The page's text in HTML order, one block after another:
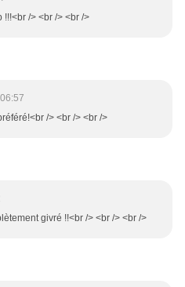
/> <br /> <br />
/> <br /> <br />
givré !!<br /> <br /> <br />